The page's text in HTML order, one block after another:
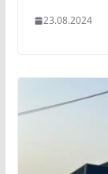
23.08.2024